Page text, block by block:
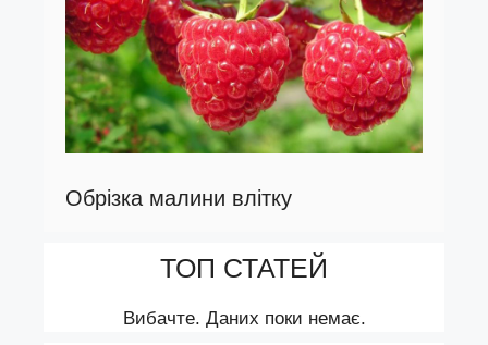
Обрізка малини влітку
ТОП СТАТЕЙ
Вибачте. Даних поки немає.